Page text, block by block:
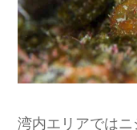
湾内エリアではニ